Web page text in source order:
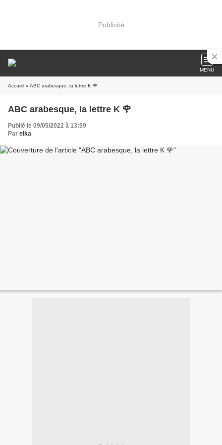
Publicité
MENU
Accueil » ABC arabesque, la lettre K 🌹
ABC arabesque, la lettre K 🌹
Publié le 09/05/2022 à 13:59
Par elka